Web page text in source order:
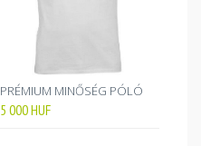
PRÉMIUM MINŐSÉG PÓLÓ
5 000HUF